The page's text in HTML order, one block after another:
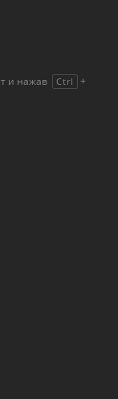
и нажав Ctrl +